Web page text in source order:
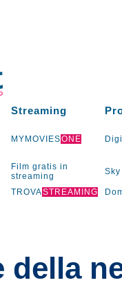
Streaming
MYMOVIESONE
Film gratis in
streaming
Sky
TROVASTREAMING
della